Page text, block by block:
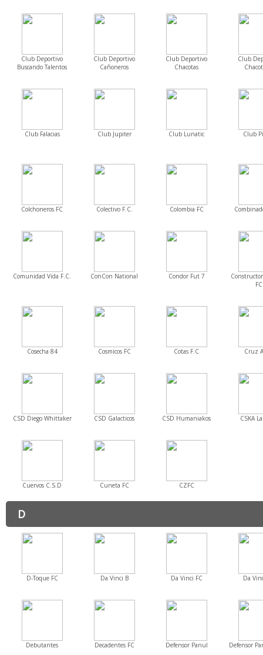
Club Deportivo
Buscando Talentos
Club Deportivo
Cañoneros
Club Deportivo
Chacotas
Club
Club Falacias Club Jupiter Club Lunatic Club
Colchoneros FC Colectivo F.C. Colombia FC
Comunidad Vida F.C. ConCon National Condor Fut 7
FC
Cosecha 84 Cosmicos FC Cotas F.C Cruz
CSD Diego Whittaker CSD Galacticos CSD Humaniakos CSKA
Cuervos C.S.D Cuneta FC CZFC
D
D-Toque FC Da Vinci B Da Vinci FC Da
Debutantes Decadentes FC Defensor Panul Defensor